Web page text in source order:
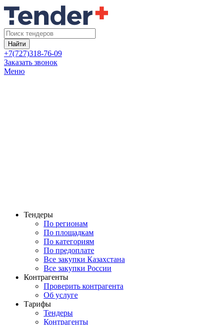
Найти
+7(727)318-76-09
Заказать звонок
Меню
Тендеры
По регионам
По площадкам
По категориям
По предоплате
Все закупки Казахстана
Все закупки России
Контрагенты
Проверить контрагента
Об услуге
Тарифы
Тендеры
Контрагенты